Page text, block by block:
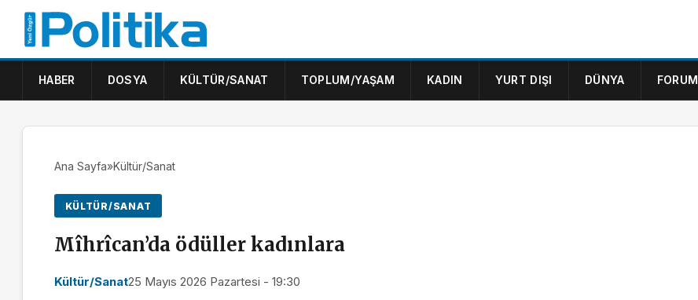
HABER DOSYA KÜLTÜR/SANAT TOPLUM/YAŞAM KADIN YURT DIŞI DÜNYA FORUM
Ana Sayfa»Kültür/Sanat
KÜLTÜR/SANAT
Mîhrîcan’da ödüller kadınlara
Kültür/Sanat25 Mayıs 2026 Pazartesi - 19:30